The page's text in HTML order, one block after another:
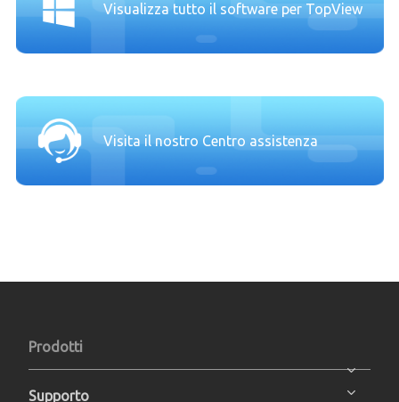
Visualizza tutto il software per TopView
Visita il nostro Centro assistenza
Prodotti
Supporto